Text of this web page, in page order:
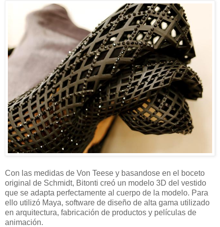
Con las medidas de Von Teese y basandose en el boceto
original de Schmidt, Bitonti creó un modelo 3D del vestido
que se adapta perfectamente al cuerpo de la modelo. Para
ello utilizó Maya, software de diseño de alta gama utilizado
en arquitectura, fabricación de productos y películas de
animación.